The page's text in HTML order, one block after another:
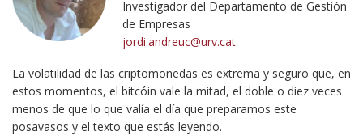
Investigador del Departamento de Gestión
de Empresas
jordi.andreuc@urv.cat
La volatilidad de las criptomonedas es extrema y seguro que, en
estos momentos, el bitcóin vale la mitad, el doble o diez veces
menos de que lo que valía el día que preparamos este
posavasos y el texto que estás leyendo.